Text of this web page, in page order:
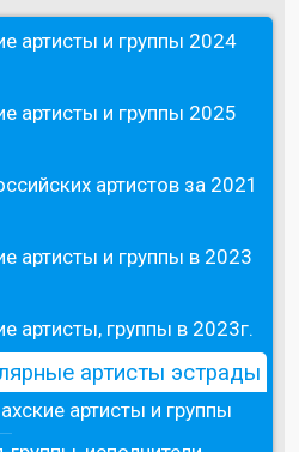
артисты и группы 2024
артисты и группы 2025
артистов за 2021
артисты и группы в 2023
артисты, группы в 2023г.
артисты эстрады
артисты и группы